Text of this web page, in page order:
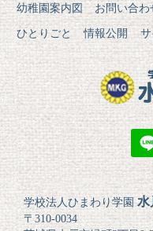
幼稚園案内図
お問い合わ
ひとりごと
情報公開
学校法人ひまわり学園水
〒310-0034